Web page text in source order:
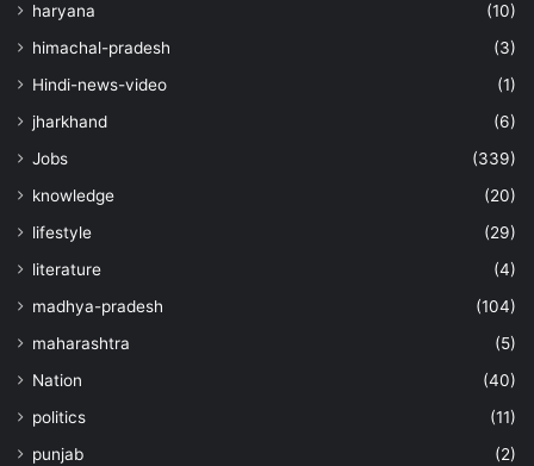
haryana
(10)
himachal-pradesh
(3)
Hindi-news-video
(1)
jharkhand
(6)
Jobs
(339)
knowledge
(20)
lifestyle
(29)
literature
(4)
madhya-pradesh
(104)
maharashtra
(5)
Nation
(40)
politics
(11)
punjab
(2)